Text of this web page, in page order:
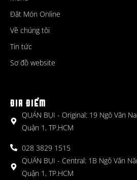
Đặt Món Online
Về chúng tôi
Tin tức
Sơ đồ website
ĐỊA ĐIỂM
QUÁN BỤI - Original: 19 Ngô Văn
Quận 1, TP.HCM
028 3829 1515
QUÁN BỤI - Central: 1B Ngô Văn
Quận 1, TP.HCM